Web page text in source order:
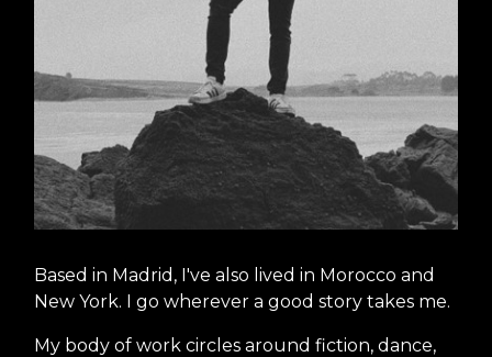
Based in Madrid, I've also lived in Morocco and
New York. I go wherever a good story takes me.
My body of work circles around fiction, dance,